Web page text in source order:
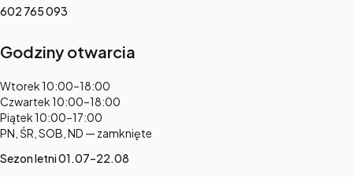
602 765 093
Godziny otwarcia
Adres:
Wtorek 10:00–18:00
Czwartek 10:00–18:00
Piątek 10:00–17:00
PN, ŚR, SOB, ND — zamknięte
Sezon letni 01.07–22.08